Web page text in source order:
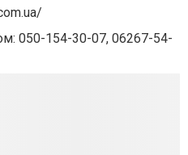
050-154-30-07, 06267-54-